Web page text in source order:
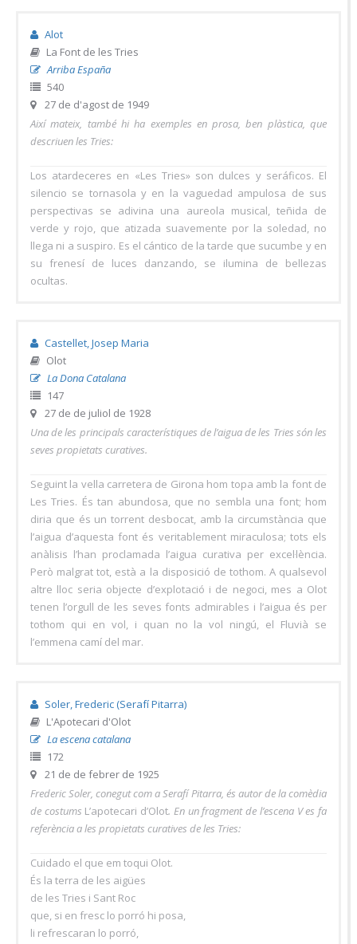
Alot
La Font de les Tries
Arriba España
540
27 de d'agost de 1949
Així mateix, també hi ha exemples en prosa, ben plàstica, que
descriuen les Tries:
Los atardeceres en «Les Tries» son dulces y seráficos. El
silencio se tornasola y en la vaguedad ampulosa de sus
perspectivas se adivina una aureola musical, teñida de
verde y rojo, que atizada suavemente por la soledad, no
llega ni a suspiro. Es el cántico de la tarde que sucumbe y en
su frenesí de luces danzando, se ilumina de bellezas
ocultas.
Castellet, Josep Maria
Olot
La Dona Catalana
147
27 de de juliol de 1928
Una de les principals característiques de l’aigua de les Tries són les
seves propietats curatives.
Seguint la vella carretera de Girona hom topa amb la font de
Les Tries. És tan abundosa, que no sembla una font; hom
diria que és un torrent desbocat, amb la circumstància que
l’aigua d’aquesta font és veritablement miraculosa; tots els
anàlisis l’han proclamada l’aigua curativa per excel·lència.
Però malgrat tot, està a la disposició de tothom. A qualsevol
altre lloc seria objecte d’explotació i de negoci, mes a Olot
tenen l’orgull de les seves fonts admirables i l’aigua és per
tothom qui en vol, i quan no la vol ningú, el Fluvià se
l’emmena camí del mar.
Soler, Frederic (Serafí Pitarra)
L'Apotecari d'Olot
La escena catalana
172
21 de de febrer de 1925
Frederic Soler, conegut com a Serafí Pitarra, és autor de la comèdia
de costums L’apotecari d’Olot. En un fragment de l’escena V es fa
referència a les propietats curatives de les Tries:
Cuidado el que em toqui Olot.
És la terra de les aigües
de les Tries i Sant Roc
que, si en fresc lo porró hi posa,
li refrescaran lo porró,